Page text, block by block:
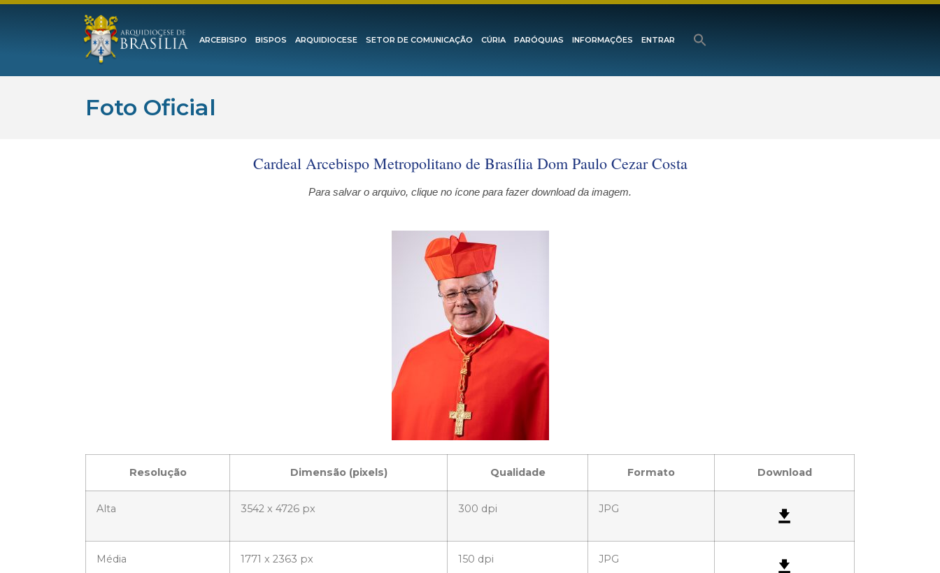
ARCEBISPO BISPOS ARQUIDIOCESE SETOR DE COMUNICAÇÃO CÚRIA PARÓQUIAS INFORMAÇÕES ENTRAR
Foto Oficial
Cardeal Arcebispo Metropolitano de Brasília Dom Paulo Cezar Costa
Para salvar o arquivo, clique no ícone para fazer download da imagem.
Resolução Dimensão (pixels) Qualidade Formato Download
Alta 3542 x 4726 px 300 dpi JPG
Média 1771 x 2363 px 150 dpi JPG